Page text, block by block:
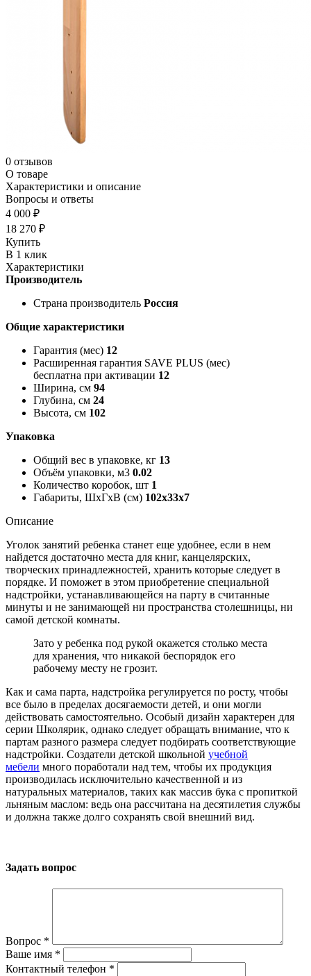
0 отзывов
О товаре
Характеристики и описание
Вопросы и ответы
4 000 ₽
18 270 ₽
Купить
В 1 клик
Характеристики
Производитель
Страна производитель Россия
Общие характеристики
Гарантия (мес) 12
Расширенная гарантия SAVE PLUS (мес)
бесплатна при активации 12
Ширина, см 94
Глубина, см 24
Высота, см 102
Упаковка
Общий вес в упаковке, кг 13
Объём упаковки, м3 0.02
Количество коробок, шт 1
Габариты, ШxГxВ (см) 102x33x7
Описание
Уголок занятий ребенка станет еще удобнее, если в нем
найдется достаточно места для книг, канцелярских,
творческих принадлежностей, хранить которые следует в
порядке. И поможет в этом приобретение специальной
надстройки, устанавливающейся на парту в считанные
минуты и не занимающей ни пространства столешницы, ни
самой детской комнаты.
Зато у ребенка под рукой окажется столько места
для хранения, что никакой беспорядок его
рабочему месту не грозит.
Как и сама парта, надстройка регулируется по росту, чтобы
все было в пределах досягаемости детей, и они могли
действовать самостоятельно. Особый дизайн характерен для
серии Школярик, однако следует обращать внимание, что к
партам разного размера следует подбирать соответствующие
надстройки. Создатели детской школьной учебной
мебели много поработали над тем, чтобы их продукция
производилась исключительно качественной и из
натуральных материалов, таких как массив бука с пропиткой
льняным маслом: ведь она рассчитана на десятилетия службы
и должна также долго сохранять свой внешний вид.
Задать вопрос
Вопрос *
Ваше имя *
Контактный телефон *